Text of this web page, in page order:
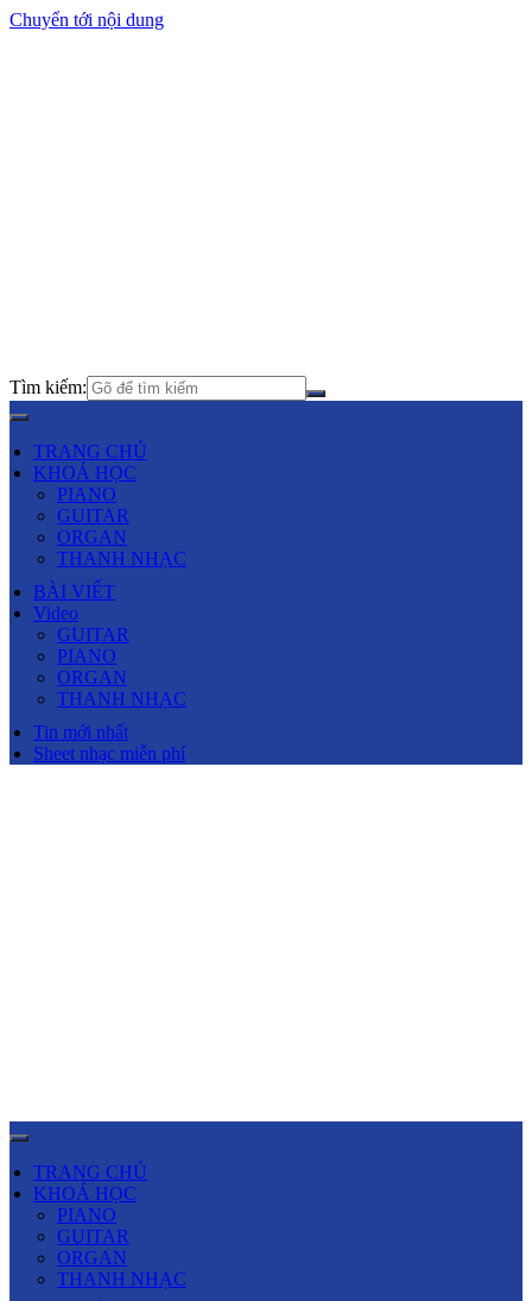
Chuyển tới nội dung
Tìm kiếm:
TRANG CHỦ
KHOÁ HỌC
PIANO
GUITAR
ORGAN
THANH NHẠC
BÀI VIẾT
Video
GUITAR
PIANO
ORGAN
THANH NHẠC
Tin mới nhất
Sheet nhạc miễn phí
TRANG CHỦ
KHOÁ HỌC
PIANO
GUITAR
ORGAN
THANH NHẠC